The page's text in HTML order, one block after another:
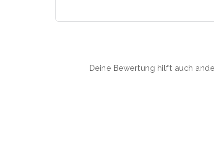
Deine Bewertung hilft auch